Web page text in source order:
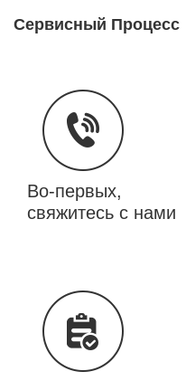
Сервисный Процесс
Во-первых,
свяжитесь с нами